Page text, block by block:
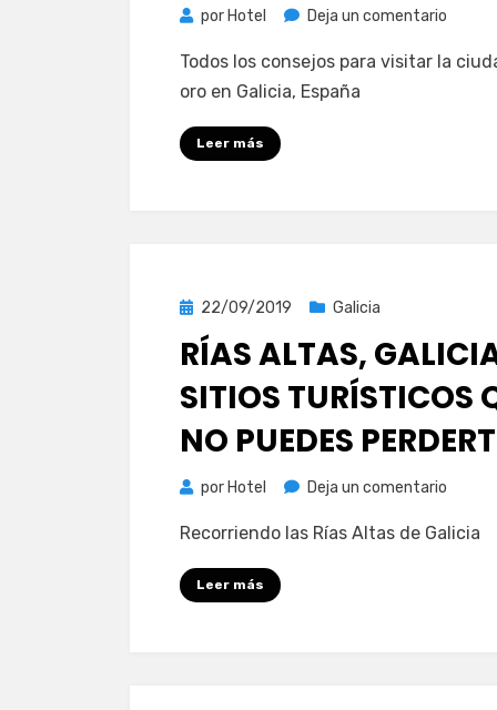
por Hotel Deja un comentario
Galicia:
Todos los consejos para visitar la
oro en Galicia, España
Leer más
Publicada
22/09/2019 Galicia
RÍAS ALTAS,
SITIOS TURÍSTICOS
NO PUEDES
por Hotel Deja un comentario
Altas,
Recorriendo las Rías Altas de Galicia
Leer más